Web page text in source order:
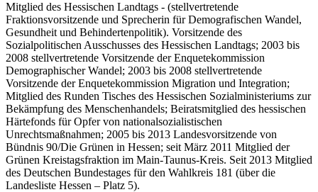
Mitglied des Hessischen Landtags - (stellvertretende
Fraktionsvorsitzende und Sprecherin für Demografischen Wandel,
Gesundheit und Behindertenpolitik). Vorsitzende des
Sozialpolitischen Ausschusses des Hessischen Landtags; 2003 bis
2008 stellvertretende Vorsitzende der Enquetekommission
Demographischer Wandel; 2003 bis 2008 stellvertretende
Vorsitzende der Enquetekommission Migration und Integration;
Mitglied des Runden Tisches des Hessischen Sozialministeriums zur
Bekämpfung des Menschenhandels; Beiratsmitglied des hessischen
Härtefonds für Opfer von nationalsozialistischen
Unrechtsmaßnahmen; 2005 bis 2013 Landesvorsitzende von
Bündnis 90/Die Grünen in Hessen; seit März 2011 Mitglied der
Grünen Kreistagsfraktion im Main-Taunus-Kreis. Seit 2013 Mitglied
des Deutschen Bundestages für den Wahlkreis 181 (über die
Landesliste Hessen – Platz 5).